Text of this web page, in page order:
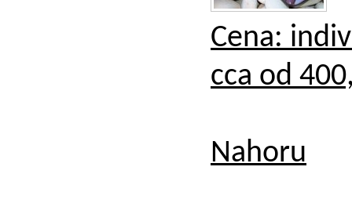
Cena:
cca od
Nahoru